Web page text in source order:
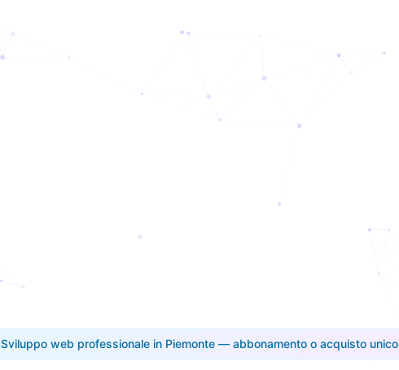
Sviluppo web professionale in Piemonte — abbonamento o acquisto unico